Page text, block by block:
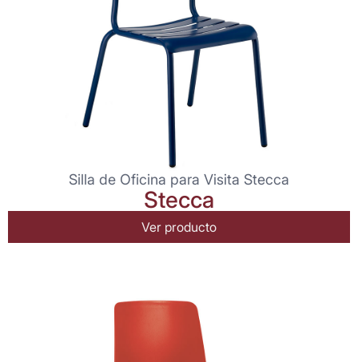
Silla de Oficina para Visita Stecca
Stecca
Ver producto